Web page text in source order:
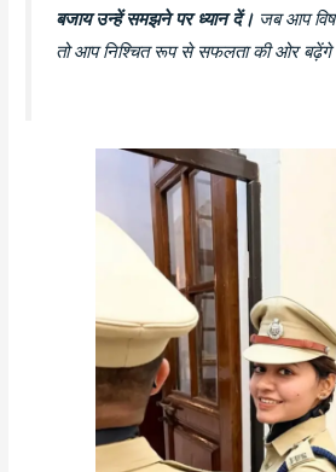
बजाय उन्हें समझने पर ध्यान दें। जब आप
तो आप निश्चित रूप से सफलता की ओर